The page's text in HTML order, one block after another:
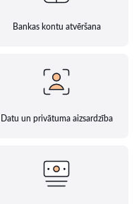
Bankas kontu atvēršana
Datu un privātuma aizsardzība